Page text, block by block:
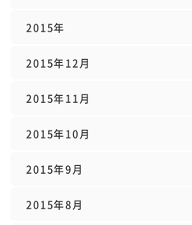
2015年
2015年12月
2015年11月
2015年10月
2015年9月
2015年8月